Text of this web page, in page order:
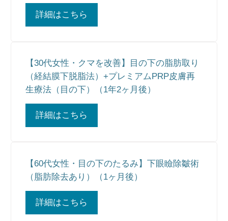
詳細はこちら
【30代女性・クマを改善】目の下の脂肪取り
（経結膜下脱脂法）+プレミアムPRP皮膚再
生療法（目の下）（1年2ヶ月後）
詳細はこちら
【60代女性・目の下のたるみ】下眼瞼除皺術
（脂肪除去あり）（1ヶ月後）
詳細はこちら